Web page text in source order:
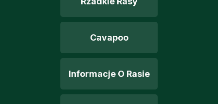
Cavapoo
Informacje O Rasie